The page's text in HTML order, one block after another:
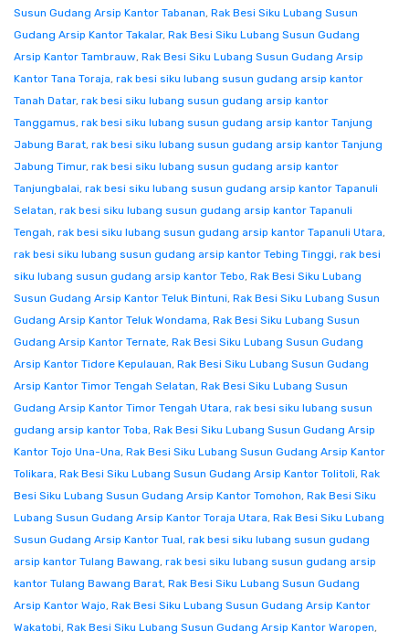
Susun Gudang Arsip Kantor Tabanan, Rak Besi Siku Lubang Susun
Gudang Arsip Kantor Takalar, Rak Besi Siku Lubang Susun Gudang
Arsip Kantor Tambrauw, Rak Besi Siku Lubang Susun Gudang Arsip
Kantor Tana Toraja, rak besi siku lubang susun gudang arsip kantor
Tanah Datar, rak besi siku lubang susun gudang arsip kantor
Tanggamus, rak besi siku lubang susun gudang arsip kantor Tanjung
Jabung Barat, rak besi siku lubang susun gudang arsip kantor Tanjung
Jabung Timur, rak besi siku lubang susun gudang arsip kantor
Tanjungbalai, rak besi siku lubang susun gudang arsip kantor Tapanuli
Selatan, rak besi siku lubang susun gudang arsip kantor Tapanuli
Tengah, rak besi siku lubang susun gudang arsip kantor Tapanuli Utara,
rak besi siku lubang susun gudang arsip kantor Tebing Tinggi, rak besi
siku lubang susun gudang arsip kantor Tebo, Rak Besi Siku Lubang
Susun Gudang Arsip Kantor Teluk Bintuni, Rak Besi Siku Lubang Susun
Gudang Arsip Kantor Teluk Wondama, Rak Besi Siku Lubang Susun
Gudang Arsip Kantor Ternate, Rak Besi Siku Lubang Susun Gudang
Arsip Kantor Tidore Kepulauan, Rak Besi Siku Lubang Susun Gudang
Arsip Kantor Timor Tengah Selatan, Rak Besi Siku Lubang Susun
Gudang Arsip Kantor Timor Tengah Utara, rak besi siku lubang susun
gudang arsip kantor Toba, Rak Besi Siku Lubang Susun Gudang Arsip
Kantor Tojo Una-Una, Rak Besi Siku Lubang Susun Gudang Arsip Kantor
Tolikara, Rak Besi Siku Lubang Susun Gudang Arsip Kantor Tolitoli, Rak
Besi Siku Lubang Susun Gudang Arsip Kantor Tomohon, Rak Besi Siku
Lubang Susun Gudang Arsip Kantor Toraja Utara, Rak Besi Siku Lubang
Susun Gudang Arsip Kantor Tual, rak besi siku lubang susun gudang
arsip kantor Tulang Bawang, rak besi siku lubang susun gudang arsip
kantor Tulang Bawang Barat, Rak Besi Siku Lubang Susun Gudang
Arsip Kantor Wajo, Rak Besi Siku Lubang Susun Gudang Arsip Kantor
Wakatobi, Rak Besi Siku Lubang Susun Gudang Arsip Kantor Waropen,